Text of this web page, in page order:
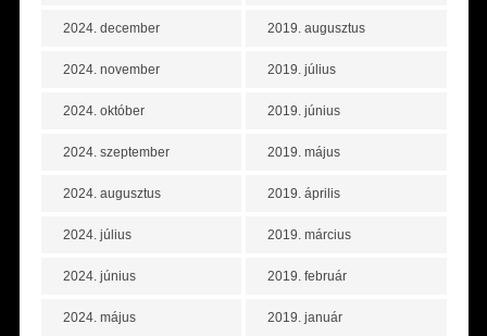
2024. december
2024. november
2024. október
2024. szeptember
2024. augusztus
2024. július
2024. június
2024. május
2019. augusztus
2019. július
2019. június
2019. május
2019. április
2019. március
2019. február
2019. január